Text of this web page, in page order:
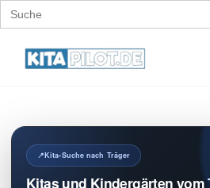
Search
for:
Kita-Suche nach Träger
Kitas und Kindergärten vom